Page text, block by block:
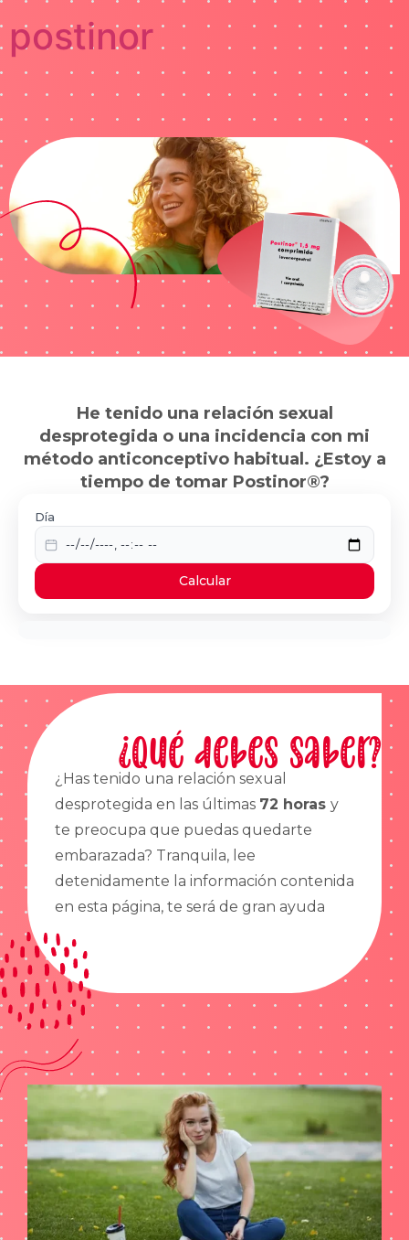
postinor
He tenido una relación sexual
desprotegida o una incidencia con mi
método anticonceptivo habitual. ¿Estoy a
tiempo de tomar Postinor®?
Día
Calcular
¿Qué debes saber?
¿Has tenido una relación sexual
desprotegida en las últimas 72 horas y
te preocupa que puedas quedarte
embarazada? Tranquila, lee
detenidamente la información contenida
en esta página, te será de gran ayuda